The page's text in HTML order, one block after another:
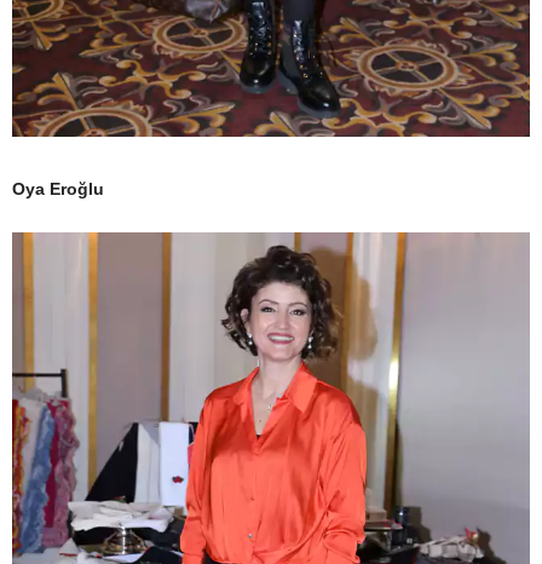
Oya Eroğlu